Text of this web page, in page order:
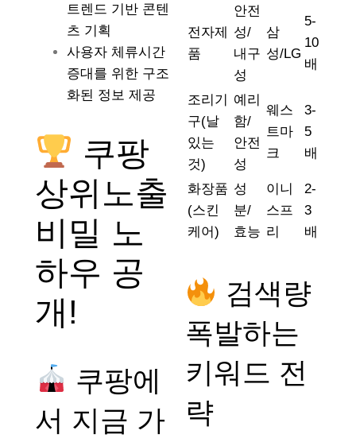
트렌드 기반 콘텐
츠 기획
사용자 체류시간
증대를 위한 구조
화된 정보 제공
쿠팡
상위노출
비밀 노
하우 공
개!
쿠팡에
서 지금 가
전자제
품
안전
성/
내구
성
삼
성/LG
5-
10
배
조리기
구(날
있는
것)
예리
함/
안전
성
웨스
트마
크
3-
5
배
화장품
(스킨
케어)
성
분/
효능
이니
스프
리
2-
3
배
검색량
폭발하는
키워드 전
략